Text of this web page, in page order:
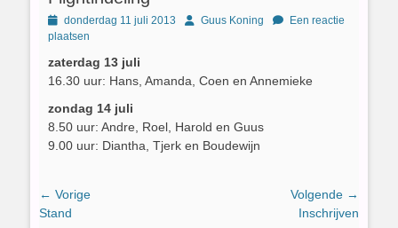
Geplaatst
op
donderdag 11 juli 2013 AuthorGuus Koning
Een reactie
plaatsen
zaterdag 13 juli
16.30 uur: Hans, Amanda, Coen en Annemieke
zondag 14 juli
8.50 uur: Andre, Roel, Harold en Guus
9.00 uur: Diantha, Tjerk en Boudewijn
Bericht
navigatie
← Vorige
Vorig
Stand
Volgende →
Inschrijven